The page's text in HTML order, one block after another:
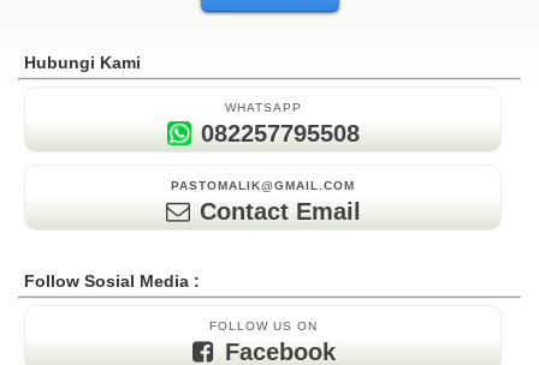
Hubungi Kami
WHATSAPP
082257795508
PASTOMALIK@GMAIL.COM
Contact Email
Follow Sosial Media :
FOLLOW US ON
Facebook